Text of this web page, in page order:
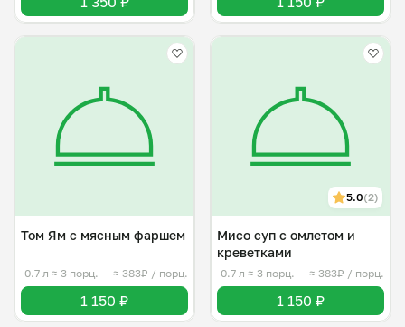
Том Ям с мясным фаршем
0.7 л ≈ 3 порц. ≈ 383₽ / порц.
1 150 ₽
5.0(2)
Мисо суп с омлетом и
креветками
0.7 л ≈ 3 порц. ≈ 383₽ / порц.
1 150 ₽